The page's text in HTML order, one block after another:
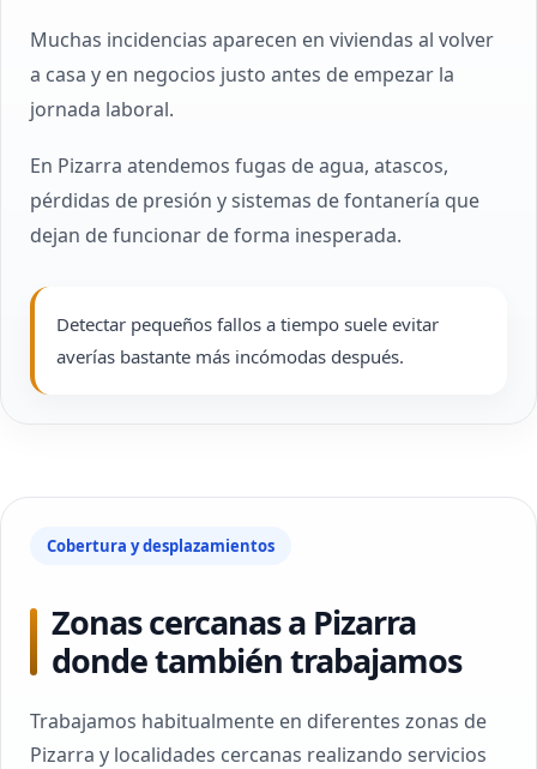
Muchas incidencias aparecen en viviendas al volver
a casa y en negocios justo antes de empezar la
jornada laboral.
En Pizarra atendemos fugas de agua, atascos,
pérdidas de presión y sistemas de fontanería que
dejan de funcionar de forma inesperada.
Detectar pequeños fallos a tiempo suele evitar
averías bastante más incómodas después.
Cobertura y desplazamientos
Zonas cercanas a Pizarra
donde también trabajamos
Trabajamos habitualmente en diferentes zonas de
Pizarra y localidades cercanas realizando servicios